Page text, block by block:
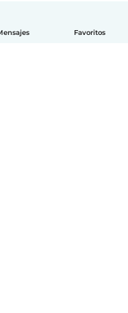
Favoritos